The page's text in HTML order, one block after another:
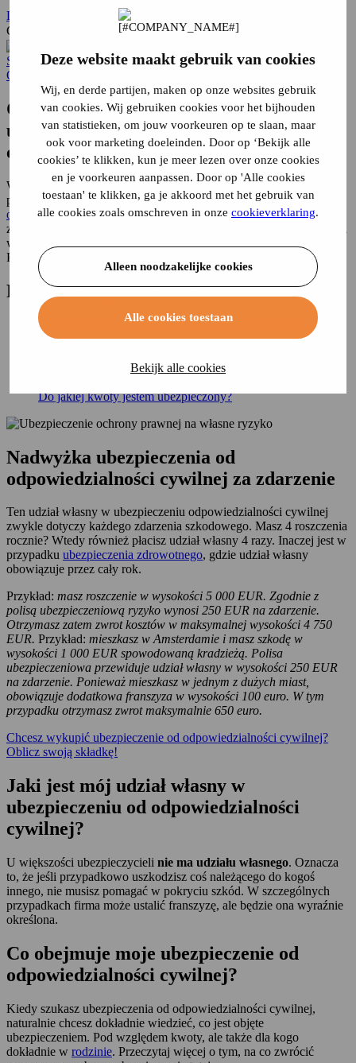
Deze website maakt gebruik van cookies
Wij, en derde partijen, maken op onze websites gebruik
van cookies. Wij gebruiken cookies voor het bijhouden
van statistieken, om jouw voorkeuren op te slaan, maar
ook voor marketing doeleinden. Door op ‘Bekijk alle
cookies’ te klikken, kun je meer lezen over onze cookies
en je voorkeuren aanpassen. Door op 'Alle cookies
toestaan' te klikken, ga je akkoord met het gebruik van
alle cookies zoals omschreven in onze cookieverklaring.
Alleen noodzakelijke cookies
Alle cookies toestaan
Bekijk alle cookies
Logowanie
Czego szukasz?
Strona główna Odpowiedzialność... Ryzyko własne
Odpowiedzialność...
Co oznacza udział własny w
ubezpieczeniu od odpowiedzialności
cywilnej?
Wiele polis ubezpieczeniowych przewiduje udział własny w
przypadku roszczenia. Udział własny wpolisie ubezpieczenia
odpowiedzialnościcywilnej to część kwoty szkody, którą musisz
zapłacić sam. Załóżmy, że udział własny wynosi 100 euro, a szkoda
wyniosła 1000 euro, otrzymasz 900 euro od ubezpieczyciela.
Pozostałe 100 EUR pokryjesz na własny koszt.
Przejdźbezpośredniodo
Nadwyżka ubezpieczenia od odpowiedzialności cywilnej za
zdarzenie
odpowiedzialności cywilnej?
Do jakiej kwoty jestem ubezpieczony?
Nadwyżka ubezpieczenia od
odpowiedzialności cywilnej za zdarzenie
Ten udział własny w ubezpieczeniu odpowiedzialności cywilnej
zwykle dotyczy każdego zdarzenia szkodowego. Masz 4 roszczenia
rocznie? Wtedy również płacisz udział własny 4 razy. Inaczej jest w
przypadku ubezpieczenia zdrowotnego, gdzie udział własny
obowiązuje przez cały rok.
Przykład: masz roszczenie w wysokości 5 000 EUR. Zgodnie z
polisą ubezpieczeniową ryzyko wynosi 250 EUR na zdarzenie.
Otrzymasz zatem zwrot kosztów w maksymalnej wysokości 4 750
EUR. Przykład: mieszkasz w Amsterdamie i masz szkodę w
wysokości 1 000 EUR spowodowaną kradzieżą. Polisa
ubezpieczeniowa przewiduje udział własny w wysokości 250 EUR
na zdarzenie. Ponieważ mieszkasz w jednym z dużych miast,
obowiązuje dodatkowa franszyza w wysokości 100 euro. W tym
przypadku otrzymasz zwrot maksymalnie 650 euro.
Chcesz wykupić ubezpieczenie od odpowiedzialności cywilnej?
Oblicz swoją składkę!
Jaki jest mój udział własny w
ubezpieczeniu od odpowiedzialności
cywilnej?
U większości ubezpieczycieli nie ma udziału własnego. Oznacza
to, że jeśli przypadkowo uszkodzisz coś należącego do kogoś
innego, nie musisz pomagać w pokryciu szkód. W szczególnych
przypadkach firma może ustalić franszyzę, ale będzie ona wyraźnie
określona.
Co obejmuje moje ubezpieczenie od
odpowiedzialności cywilnej?
Kiedy szukasz ubezpieczenia od odpowiedzialności cywilnej,
naturalnie chcesz dokładnie wiedzieć, co jest objęte
ubezpieczeniem. Pod względem kwoty, ale także dla kogo
dokładnie w rodzinie. Przeczytaj więcej o tym, na co zwrócić